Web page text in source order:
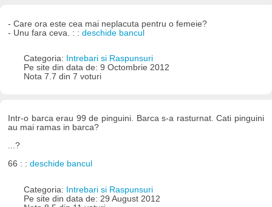
- Care ora este cea mai neplacuta pentru o femeie?
- Unu fara ceva. : :deschide bancul
Categoria:
Intrebari si Raspunsuri
Pe site din data de: 9 Octombrie 2012
Nota 7.7 din 7 voturi
Intr-o barca erau 99 de pinguini. Barca s-a rasturnat. Cati pinguini
au mai ramas in barca?
...?
66 : :deschide bancul
Categoria: Intrebari si Raspunsuri
Pe site din data de: 29 August 2012